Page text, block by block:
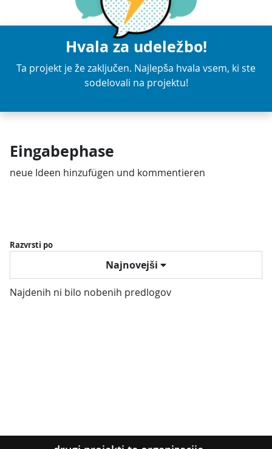
Hvala za udeležbo!
Ta projekt je že zaključen. Najlepša hvala vsem, ki ste
sodelovali na projektu!
Eingabephase
neue Ideen hinzufügen und kommentieren
Razvrsti po
Najnovejši
Najdenih ni bilo nobenih predlogov